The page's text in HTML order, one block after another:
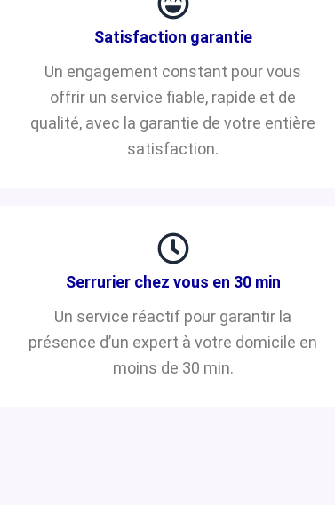
Satisfaction garantie
Un engagement constant pour vous
offrir un service fiable, rapide et de
qualité, avec la garantie de votre entière
satisfaction.
Serrurier chez vous en 30 min
Un service réactif pour garantir la
présence d’un expert à votre domicile en
moins de 30 min.